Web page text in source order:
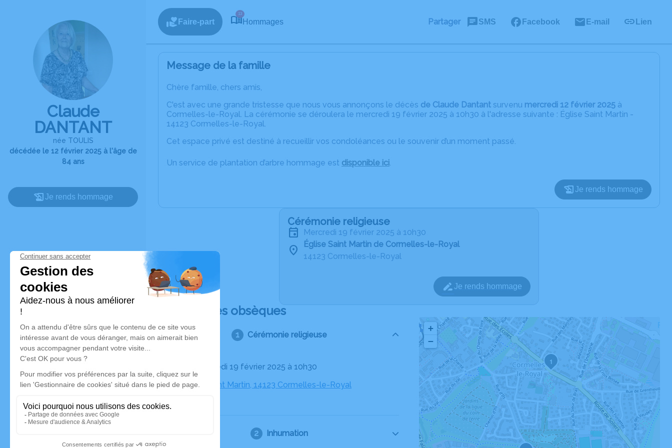
Claude
DANTANT
née TOULIS
décédée le 12 février 2025 à l'âge de
84 ans
Je rends hommage
Faire-part
13
Hommages Partager SMS Facebook E-mail Lien
Message de la famille
Chère famille, chers amis,
C'est avec une grande tristesse que nous vous annonçons le décès de Claude Dantant survenu mercredi 12 février 2025 à
Cormelles-le-Royal. La cérémonie se déroulera le mercredi 19 février 2025 à 10h30 à l'adresse suivante : Église Saint Martin -
14123 Cormelles-le-Royal.
Cet espace privé est destiné à recueillir vos condoléances ou le souvenir d’un moment passé.
Un service de plantation d’arbre hommage est disponible ici.
Je rends hommage
Cérémonie religieuse
mercredi 19 février 2025 à 10h30
Église Saint Martin de Cormelles-le-Royal
14123 Cormelles-le-Royal
Je rends hommage
Déroulé des obsèques
Cérémonie religieuse
Le mercredi 19 février 2025 à 10h30
Église Saint Martin, 14123 Cormelles-le-Royal
Inhumation
1
+
−